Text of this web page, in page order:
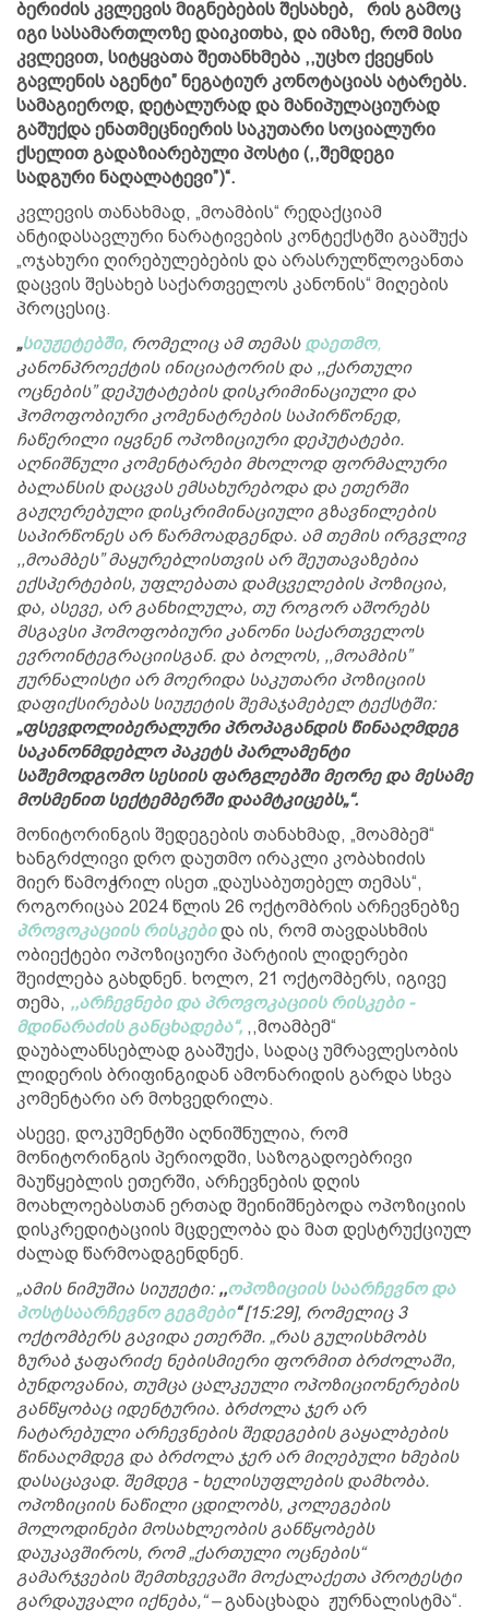
ბერიძის კვლევის მიგნებების შესახებ, რის გამოც
იგი სასამართლოზე დაიკითხა, და იმაზე, რომ მისი
კვლევით, სიტყვათა შეთანხმება ,,უცხო ქვეყნის
გავლენის აგენტი” ნეგატიურ კონოტაციას ატარებს.
სამაგიეროდ, დეტალურად და მანიპულაციურად
გაშუქდა ენათმეცნიერის საკუთარი სოციალური
ქსელით გადაზიარებული პოსტი (,,შემდეგი
სადგური ნაღალატევი”)“.
კვლევის თანახმად, „მოამბის“ რედაქციამ
ანტიდასავლური ნარატივების კონტექსტში გააშუქა
„ოჯახური ღირებულებების და არასრულწლოვანთა
დაცვის შესახებ საქართველოს კანონის“ მიღების
პროცესიც.
„სიუჟეტებში, რომელიც ამ თემას დაეთმო,
კანონპროექტის ინიციატორის და ,,ქართული
ოცნების” დეპუტატების დისკრიმინაციული და
ჰომოფობიური კომენატრების საპირწონედ,
ჩაწერილი იყვნენ ოპოზიციური დეპუტატები.
აღნიშნული კომენტარები მხოლოდ ფორმალური
ბალანსის დაცვას ემსახურებოდა და ეთერში
გაჟღერებული დისკრიმინაციული გზავნილების
საპირწონეს არ წარმოადგენდა. ამ თემის ირგვლივ
,,მოამბეს” მაყურებლისთვის არ შეუთავაზებია
ექსპერტების, უფლებათა დამცველების პოზიცია,
და, ასევე, არ განხილულა, თუ როგორ აშორებს
მსგავსი ჰომოფობიური კანონი საქართველოს
ევროინტეგრაციისგან. და ბოლოს, ,,მოამბის”
ჟურნალისტი არ მოერიდა საკუთარი პოზიციის
დაფიქსირებას სიუჟეტის შემაჯამებელ ტექსტში:
„ფსევდოლიბერალური პროპაგანდის წინააღმდეგ
საკანონმდებლო პაკეტს პარლამენტი
საშემოდგომო სესიის ფარგლებში მეორე და მესამე
მოსმენით სექტემბერში დაამტკიცებს„“.
მონიტორინგის შედეგების თანახმად, „მოამბემ“
ხანგრძლივი დრო დაუთმო ირაკლი კობახიძის
მიერ წამოჭრილ ისეთ „დაუსაბუთებელ თემას“,
როგორიცაა 2024 წლის 26 ოქტომბრის არჩევნებზე
პროვოკაციის რისკებიდა ის, რომ თავდასხმის
ობიექტები ოპოზიციური პარტიის ლიდერები
შეიძლება გახდნენ. ხოლო, 21 ოქტომბერს, იგივე
თემა, ,,არჩევნები და პროვოკაციის რისკები -
მდინარაძის განცხადება“, ,,მოამბემ“
დაუბალანსებლად გააშუქა, სადაც უმრავლესობის
ლიდერის ბრიფინგიდან ამონარიდის გარდა სხვა
კომენტარი არ მოხვედრილა.
ასევე, დოკუმენტში აღნიშნულია, რომ
მონიტორინგის პერიოდში, საზოგადოებრივი
მაუწყებლის ეთერში, არჩევნების დღის
მოახლოებასთან ერთად შეინიშნებოდა ოპოზიციის
დისკრედიტაციის მცდელობა და მათ დესტრუქციულ
ძალად წარმოადგენდნენ.
„ამის ნიმუშია სიუჟეტი: ,,ოპოზიციის საარჩევნო და
პოსტსაარჩევნო გეგმები“[15:29], რომელიც 3
ოქტომბერს გავიდა ეთერში. „რას გულისხმობს
ზურაბ ჯაფარიძე ნებისმიერი ფორმით ბრძოლაში,
ბუნდოვანია, თუმცა ცალკეული ოპოზიციონერების
განწყობაც იდენტურია. ბრძოლა ჯერ არ
ჩატარებული არჩევნების შედეგების გაყალბების
წინააღმდეგ და ბრძოლა ჯერ არ მიღებული ხმების
დასაცავად. შემდეგ - ხელისუფლების დამხობა.
ოპოზიციის ნაწილი ცდილობს, კოლეგების
მოლოდინები მოსახლეობის განწყობებს
დაუკავშიროს, რომ „ქართული ოცნების“
გამარჯვების შემთხვევაში მოქალაქეთა პროტესტი
გარდაუვალი იქნება,“ –განაცხადა ჟურნალისტმა“.